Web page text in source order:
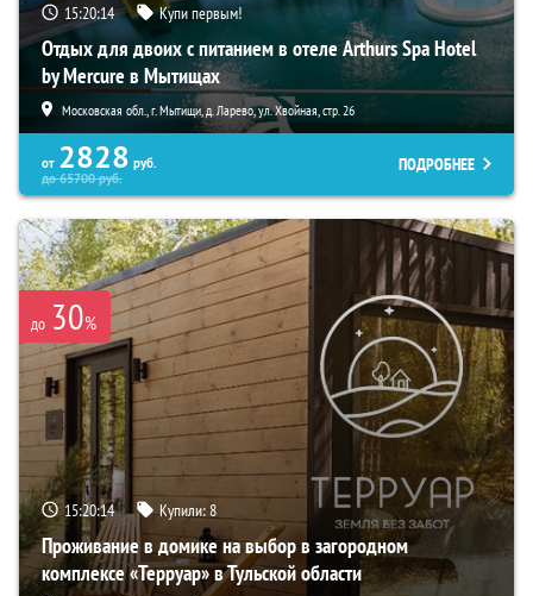
15:20:12 Купи первым!
Отдых для двоих с питанием в отеле Arthurs Spa Hotel
by Mercure в Мытищах
Московская обл., г. Мытищи, д. Ларево, ул. Хвойная, стр. 26
от 2828 руб.
до65700руб.
ПОДРОБНЕЕ
до 30%
15:20:12 Купили:8
Проживание в домике на выбор в загородном
комплексе «Терруар» в Тульской области